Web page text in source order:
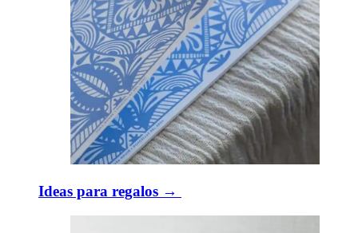
Ideas para regalos → ​